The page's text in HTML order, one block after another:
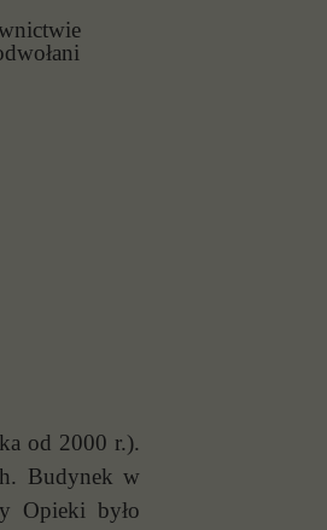
od 2000 r.).
Budynek w
Opieki było